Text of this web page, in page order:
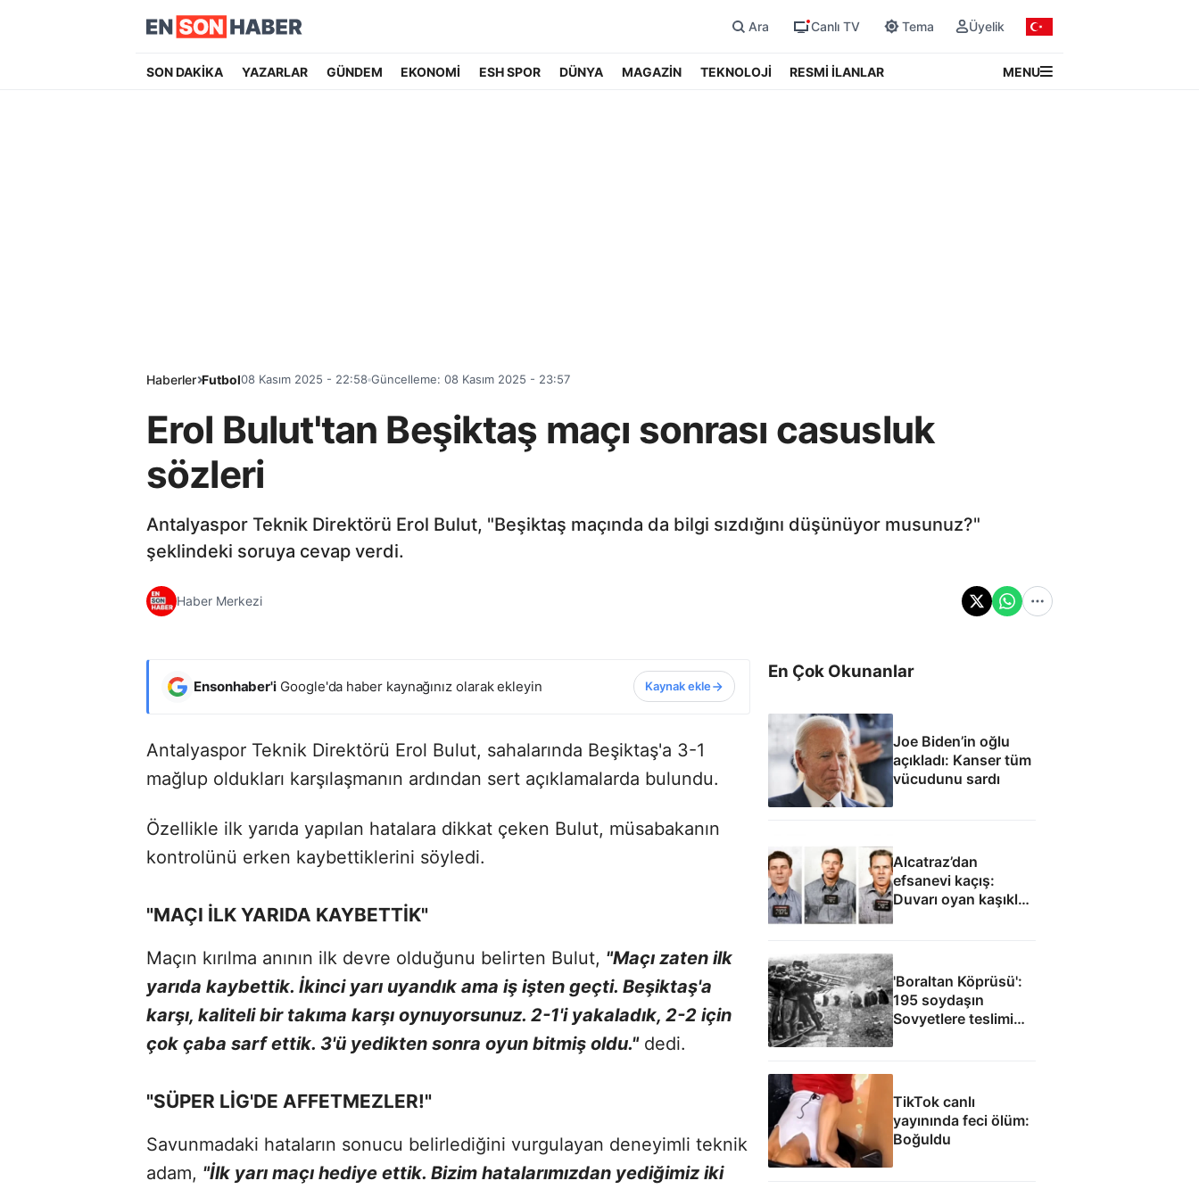
Ara Canlı TV Tema Üyelik
SON DAKİKA YAZARLAR GÜNDEM EKONOMİ ESH SPOR DÜNYA MAGAZİN TEKNOLOJİ RESMİ İLANLAR MENU
Haberler Futbol08 Kasım 2025 - 22:58 Güncelleme: 08 Kasım 2025 - 23:57
Erol Bulut'tan Beşiktaş maçı sonrası casusluk
sözleri
Antalyaspor Teknik Direktörü Erol Bulut, "Beşiktaş maçında da bilgi sızdığını düşünüyor musunuz?"
şeklindeki soruya cevap verdi.
Haber Merkezi
Ensonhaber'i Google'da haber kaynağınız olarak ekleyin Kaynak ekle
Antalyaspor Teknik Direktörü Erol Bulut, sahalarında Beşiktaş'a 3-1
mağlup oldukları karşılaşmanın ardından sert açıklamalarda bulundu.
Özellikle ilk yarıda yapılan hatalara dikkat çeken Bulut, müsabakanın
kontrolünü erken kaybettiklerini söyledi.
"MAÇI İLK YARIDA KAYBETTİK"
Maçın kırılma anının ilk devre olduğunu belirten Bulut, "Maçı zaten ilk
yarıda kaybettik. İkinci yarı uyandık ama iş işten geçti. Beşiktaş'a
karşı, kaliteli bir takıma karşı oynuyorsunuz. 2-1'i yakaladık, 2-2 için
çok çaba sarf ettik. 3'ü yedikten sonra oyun bitmiş oldu."dedi.
"SÜPER LİG'DE AFFETMEZLER!"
Savunmadaki hataların sonucu belirlediğini vurgulayan deneyimli teknik
adam, "İlk yarı maçı hediye ettik. Bizim hatalarımızdan yediğimiz iki
En Çok Okunanlar
Joe Biden’in oğlu
açıkladı: Kanser tüm
vücudunu sardı
Alcatraz’dan
efsanevi kaçış:
Duvarı oyan kaşıklar,
yağmurluklardan
gönderilen çiçekler...
'Boraltan Köprüsü':
195 soydaşın
Sovyetlere teslimi
Cüneyt Arkın’ın
TikTok canlı
yayınında feci ölüm:
Boğuldu